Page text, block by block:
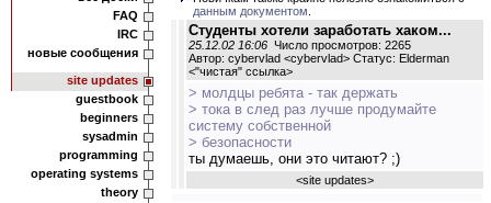
FAQ
IRC
новые сообщения
site updates
guestbook
beginners
sysadmin
programming
operating systems
theory
данным документом
Студенты хотели заработать хаком...
25.12.02 16:06 Число просмотров: 2265
Автор: cybervlad <cybervlad> Статус: Elderman
<"чистая" ссылка>
> молдцы ребята - так держать
> тока в след раз лучше продумайте
систему собственной
> безопасности
ты думаешь, они это читают? ;)
<site updates>